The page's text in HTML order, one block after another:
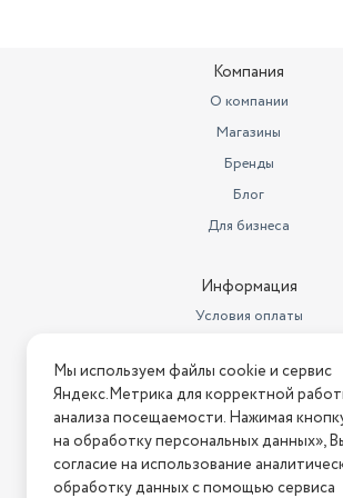
500х520х127
7800
коричневый
поверхности
Тип панели
Газовая
Бренд
Gefest
Номер сертификата
ЕАЭС BY BY
Компания
О компании
Магазины
Бренды
Блог
Для бизнеса
Информация
Условия оплаты
Условия возврата
Нашли ошибку на сайте?
2026 © Интернет-магазин "АстМаркет". У
Мы используем файлы cookie и сервис
Яндекс.Метрика для корректной
анализа посещаемости. Нажимая
на обработку персональных данных»,
согласие на использование
обработку данных с помощью сервиса